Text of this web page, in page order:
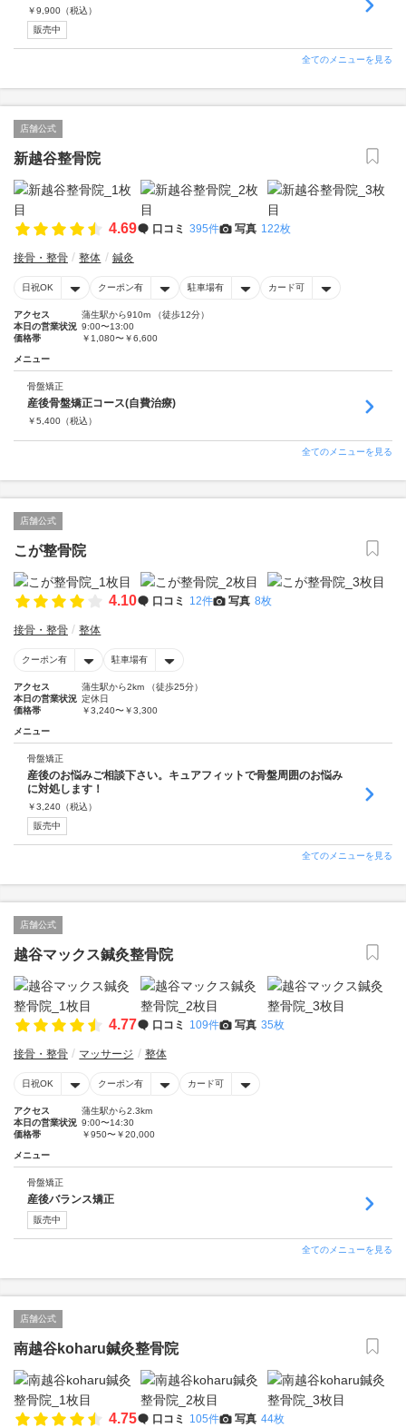
￥9,900 （税込）
販売中
全てのメニューを見る
店舗公式
新越谷整骨院
4.69 口コミ 395件 写真 122枚
接骨・整骨 整体 鍼灸
日祝OK クーポン有 駐車場有 カード可
アクセス
蒲生駅から910m （徒歩12分）
本日の営業状況 9:00〜13:00
価格帯
￥1,080〜￥6,600
メニュー
骨盤矯正
産後骨盤矯正コース(自費治療)
￥5,400 （税込）
全てのメニューを見る
店舗公式
こが整骨院
4.10 口コミ 12件 写真 8枚
接骨・整骨 整体
クーポン有 駐車場有
アクセス
蒲生駅から2km （徒歩25分）
本日の営業状況 定休日
価格帯
￥3,240〜￥3,300
メニュー
骨盤矯正
産後のお悩みご相談下さい。キュアフィットで骨盤周囲のお悩み
に対処します！
￥3,240 （税込）
販売中
全てのメニューを見る
店舗公式
越谷マックス鍼灸整骨院
4.77 口コミ 109件 写真 35枚
接骨・整骨 マッサージ 整体
日祝OK クーポン有 カード可
アクセス
蒲生駅から2.3km
本日の営業状況 9:00〜14:30
価格帯
￥950〜￥20,000
メニュー
骨盤矯正
産後バランス矯正
販売中
全てのメニューを見る
店舗公式
南越谷koharu鍼灸整骨院
4.75 口コミ 105件 写真 44枚